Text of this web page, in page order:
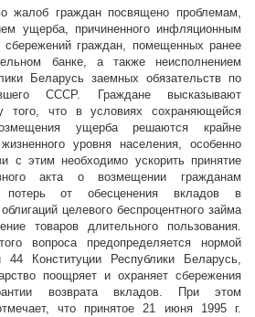
жалоб граждан посвящено проблемам,
ущерба, причиненного инфляционным
граждан, помещенных ранее
банке, а также неисполнением
Беларусь заемных обязательств по
СССР. Граждане высказывают
того, что в условиях сохраняющейся
ущерба решаются крайне
уровня населения, особенно
с этим необходимо ускорить принятие
акта о возмещении гражданам
потерь от обесценения вкладов в
целевого беспроцентного займа
товаров длительного пользования.
вопроса предопределяется нормой
44 Конституции Республики Беларусь,
поощряет и охраняет сбережения
возврата вкладов. При этом
что принятое 21 июня 1995 г.